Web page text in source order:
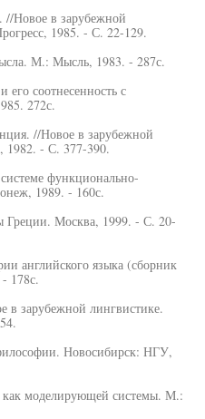
//Новое в зарубежной
1985. - С. 22-129.
М.: Мысль, 1983. - 287с.
соотнесенность с
272с.
//Новое в зарубежной
1982. - С. 377-390.
функционально-
1989. - 160с.
Москва, 1999. - С. 20-
английского языка (сборник
178с.
в зарубежной лингвистике.
Новосибирск: НГУ,
моделирующей системы. М.: